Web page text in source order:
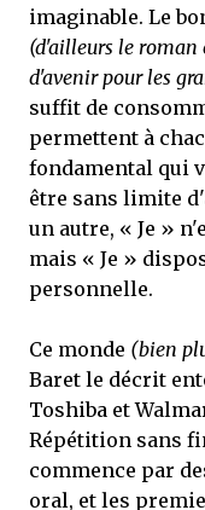
imaginable. Le
(d'ailleurs le roman
d'avenir pour les
suffit de
permettent à
fondamental qui
être sans limite
un autre, « Je »
mais « Je »
personnelle.
Ce monde (bien
Baret le décrit
Toshiba et
Répétition sans
commence par
oral, et les